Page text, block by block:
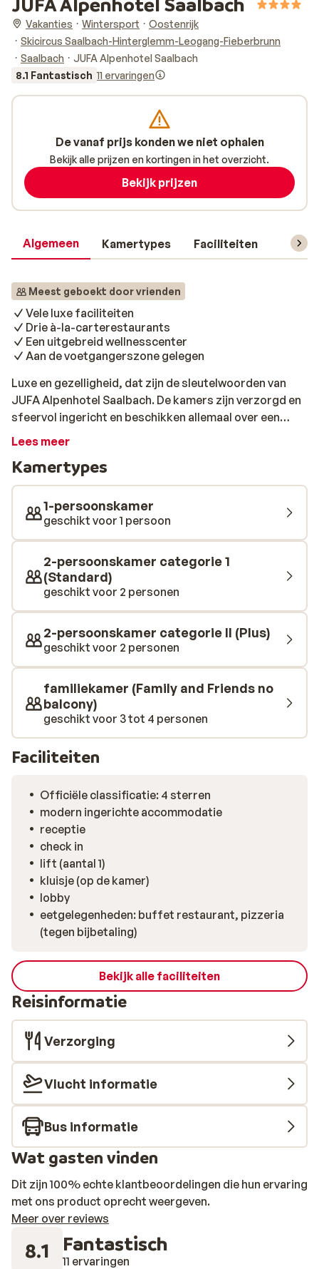
Vakanties Wintersport
Oostenrijk
Skicircus Saalbach-Hinterglemm-Leogang-Fieberbrunn
Saalbach
JUFA Alpenhotel Saalbach
8.1 Fantastisch 11 ervaringen
Algemeen Kamertypes Faciliteiten
Meest geboekt door vrienden
Vele luxe faciliteiten
Drie à-la-carterestaurants
Een uitgebreid wellnesscenter
Aan de voetgangerszone gelegen
Luxe en gezelligheid, dat zijn de sleutelwoorden van
JUFA Alpenhotel Saalbach. De kamers zijn verzorgd en
sfeervol ingericht en beschikken allemaal over een
nette badkamer. Naast het feit dat dit mooie hotel
vind je hier ook de beste après-ski bar: de Kuhstal, waar
je tot in de late uurtjes los kunt gaan. Ook naar de
skilift hoef je 's morgens niet ver te lopen: de
Schattberg X-press ligt op slechts 150 meter afstand.
Dit populaire hotel bied je de mogelijkheid om, na een
enerverende dag op de piste, rustig bij te komen in het
wellnesscenter en te genieten van een overheerlijk
diner en een drankje in de bar. Je zult ook versteld
staan van de kwaliteiten van de kok, culinair genieten is
Lees meer
Kamertypes
1-persoonskamer
geschikt voor 1 persoon
2-persoonskamer categorie 1
(Standard)
geschikt voor 2 personen
2-persoonskamer categorie II (Plus)
geschikt voor 2 personen
familiekamer (Family and Friends no
balcony)
geschikt voor 3 tot 4 personen
Faciliteiten
Officiële classificatie: 4 sterren
modern ingerichte accommodatie
receptie
check in
lift (aantal 1)
kluisje (op de kamer)
lobby
eetgelegenheden: buffet restaurant, pizzeria
(tegen bijbetaling)
Bekijk alle faciliteiten
Reisinformatie
Verzorging
Vlucht informatie
Bus informatie
Wat gasten vinden
Dit zijn 100% echte klantbeoordelingen die hun ervaring
met ons product oprecht weergeven.
Meer over reviews
8.1 Fantastisch
11 ervaringen
De vanaf prijs konden we niet ophalen
Bekijk alle prijzen en kortingen in het overzicht.
Bekijk prijzen